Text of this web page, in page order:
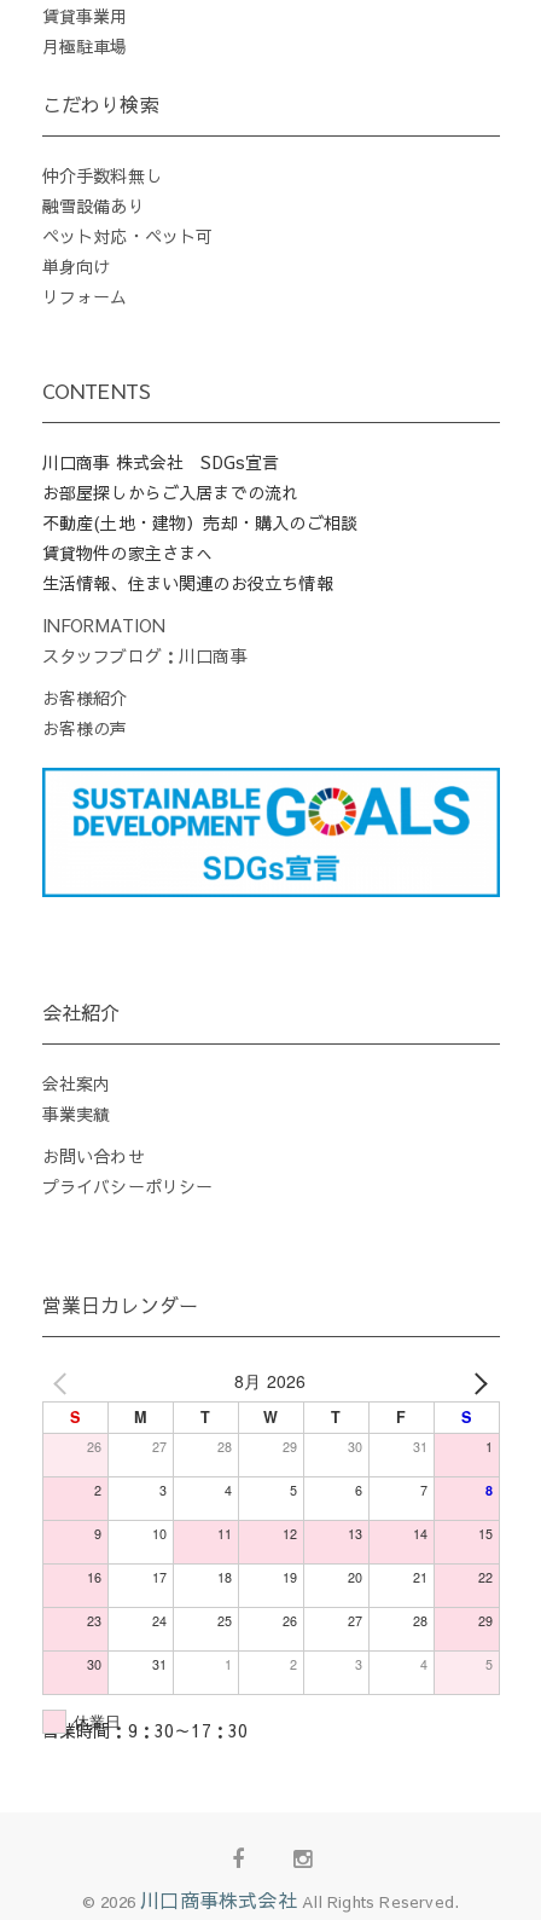
賃貸事業用
月極駐車場
こだわり検索
仲介手数料無し
融雪設備あり
ペット対応・ペット可
単身向け
リフォーム
CONTENTS
川口商事 株式会社 SDGs宣言
お部屋探しからご入居までの流れ
不動産(土地・建物）売却・購入のご相談
賃貸物件の家主さまへ
生活情報、住まい関連のお役立ち情報
INFORMATION
スタッフブログ：川口商事
お客様紹介
お客様の声
会社紹介
会社案内
事業実績
お問い合わせ
プライバシーポリシー
営業日カレンダー
8月 2026
S M T W T F S
26 27 28 29 30 31 1
2 3 4 5 6 7 8
9 10 11 12 13 14 15
16 17 18 19 20 21 22
23 24 25 26 27 28 29
30 31 1 2 3 4 5
休業日
営業時間：9：30～17：30
FacebookInstagram
© 2026 川口商事株式会社All Rights Reserved.